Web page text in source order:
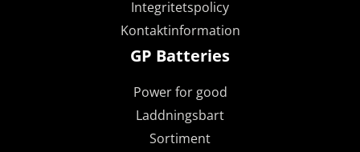
Integritetspolicy
Kontaktinformation
GP Batteries
Power for good
Laddningsbart
Sortiment